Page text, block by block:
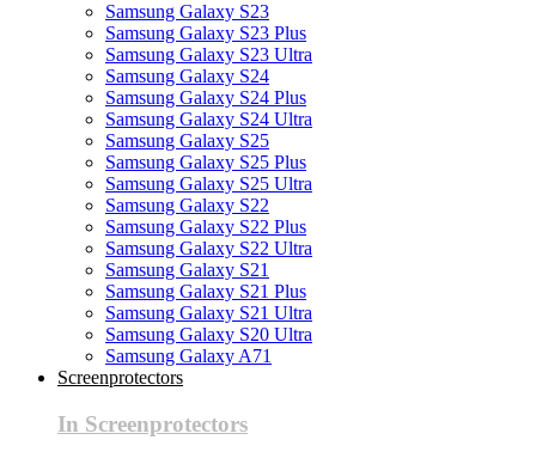
Samsung Galaxy S23
Samsung Galaxy S23 Plus
Samsung Galaxy S23 Ultra
Samsung Galaxy S24
Samsung Galaxy S24 Plus
Samsung Galaxy S24 Ultra
Samsung Galaxy S25
Samsung Galaxy S25 Plus
Samsung Galaxy S25 Ultra
Samsung Galaxy S22
Samsung Galaxy S22 Plus
Samsung Galaxy S22 Ultra
Samsung Galaxy S21
Samsung Galaxy S21 Plus
Samsung Galaxy S21 Ultra
Samsung Galaxy S20 Ultra
Samsung Galaxy A71
Screenprotectors
In Screenprotectors